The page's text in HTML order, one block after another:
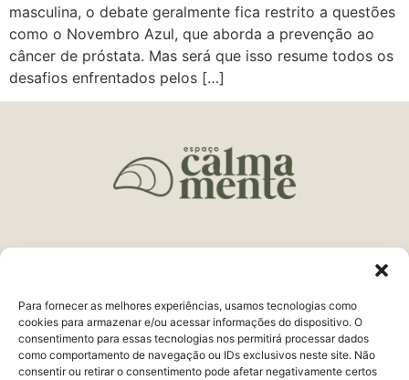
Para fornecer as melhores experiências, usamos tecnologias como
cookies para armazenar e/ou acessar informações do dispositivo. O
consentimento para essas tecnologias nos permitirá processar dados
como comportamento de navegação ou IDs exclusivos neste site. Não
consentir ou retirar o consentimento pode afetar negativamente certos
masculina, o debate geralmente fica restrito a questões
como o Novembro Azul, que aborda a prevenção ao
câncer de próstata. Mas será que isso resume todos os
desafios enfrentados pelos […]
Telefone:(32) 3321-9979
WhatsApp:(32) 98443-9998